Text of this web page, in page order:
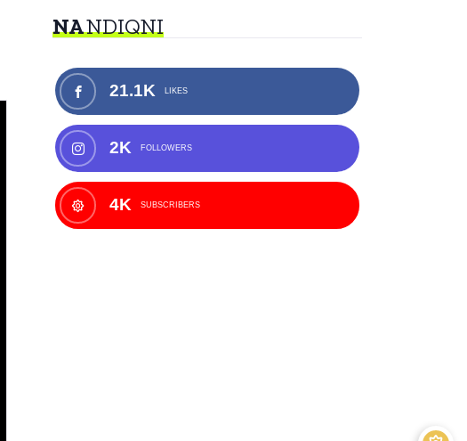
NANDIQNI
21.1K LIKES
2K FOLLOWERS
4K SUBSCRIBERS